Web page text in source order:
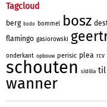
Tagcloud
berg bodo bommel bosz
flamingo gasiorowski
onderkant opbouw perisic plea rcv
schouten sildillia til
wanner